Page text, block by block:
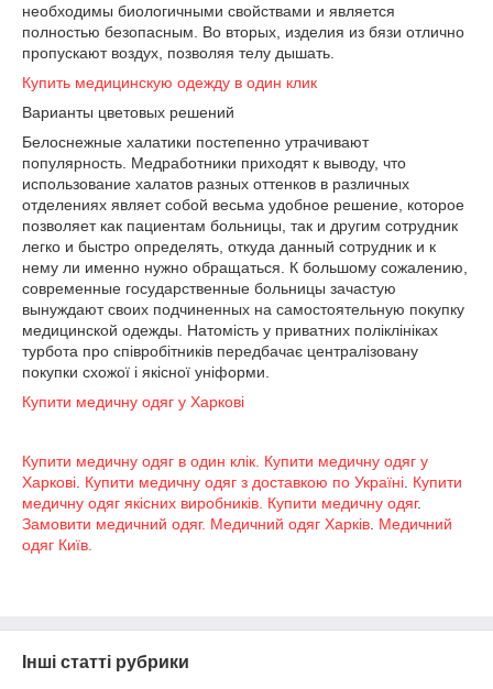
необходимы биологичными свойствами и является
полностью безопасным. Во вторых, изделия из бязи отлично
пропускают воздух, позволяя телу дышать.
Купить медицинскую одежду в один клик
Варианты цветовых решений
Белоснежные халатики постепенно утрачивают
популярность. Медработники приходят к выводу, что
использование халатов разных оттенков в различных
отделениях являет собой весьма удобное решение, которое
позволяет как пациентам больницы, так и другим сотрудник
легко и быстро определять, откуда данный сотрудник и к
нему ли именно нужно обращаться. К большому сожалению,
современные государственные больницы зачастую
вынуждают своих подчиненных на самостоятельную покупку
медицинской одежды. Натомість у приватних поліклініках
турбота про співробітників передбачає централізовану
покупки схожої і якісної уніформи.
Купити медичну одяг у Харкові
Купити медичну одяг в один клік. Купити медичну одяг у
Харкові Купити медичну одяг з доставкою по Україні Купити
медичну одяг якісних виробників. Купити медичну одяг.
Замовити медичний одяг. Медичний одяг Харків Медичний
одяг Київ.
Інші статті рубрики